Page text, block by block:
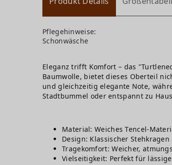
Pflegehinweise:
Schonwäsche
Eleganz trifft Komfort – das
Baumwolle, bietet dieses Oberteil
und gleichzeitig elegante Note,
Stadtbummel oder entspannt zu
Material: Weiches Tencel-
Design: Klassischer
Tragekomfort: Weicher,
Vielseitigkeit: Perfekt für